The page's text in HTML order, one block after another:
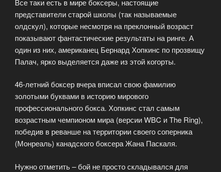
Все таки есть в мире боксеры, настоящие
представители старой школы (так называемые
олдскул), которые несмотря на преклонный возраст
показывают фантастические результаты на ринге. А
один из них, американец Бернард Хопкинс по прозвищу
Палач, ярко выделяется даже из этой когорты.
46-летний боксер вчера вписал свою фамилию
золотыми буквами в историю мирового
профессионального бокса. Хопкинс стал самым
возрастным чемпионом мира (версии WBC и The Ring),
победив в реванше на территории своего соперника
(Монреаль) канадского боксера Жана Паскаля.
Нужно отметить – бой не просто складывался для